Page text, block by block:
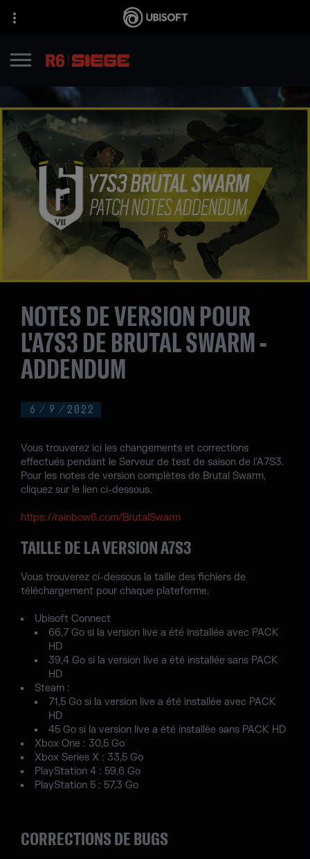
6 / 9 / 2022
NOTES DE VERSION POUR
L'A7S3 DE BRUTAL SWARM -
ADDENDUM
Vous trouverez ici les changements et corrections
effectués pendant le Serveur de test de saison de l'A7S3.
Pour les notes de version complètes de Brutal Swarm,
cliquez sur le lien ci-dessous.
https://rainbow6.com/BrutalSwarm
TAILLE DE LA VERSION A7S3
Vous trouverez ci-dessous la taille des fichiers de
téléchargement pour chaque plateforme.
Ubisoft Connect
66,7 Go si la version live a été installée avec PACK
HD
39,4 Go si la version live a été installée sans PACK
HD
Steam :
71,5 Go si la version live a été installée avec PACK
HD
45 Go si la version live a été installée sans PACK HD
Xbox One : 30,5 Go
Xbox Series X : 33,5 Go
PlayStation 4 : 59,6 Go
PlayStation 5 : 57,3 Go
CORRECTIONS DE BUGS